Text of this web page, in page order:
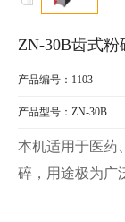
ZN-30B齿式粉
产品编号：1103
产品型号：ZN-30B
本机适用于医药
碎，用途极为广